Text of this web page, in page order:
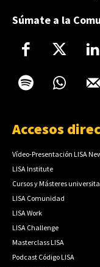
Súmate a la
Accesos
Vídeo-Presentación LISA
LISA Institute
Cursos y Másteres
LISA Comunidad
LISA Work
LISA Challenge
Masterclass LISA
Podcast Código LISA